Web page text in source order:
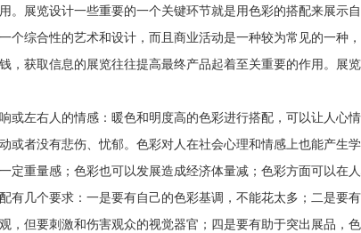
。展览设计一些重要的一个关键环节就是用色彩的搭配来展示自
综合性的艺术和设计，而且商业活动是一种较为常见的一种
，获取信息的展览往往提高最终产品起着至关重要的作用。展
左右人的情感：暖色和明度高的色彩进行搭配，可以让人心
或者没有悲伤、忧郁。色彩对人在社会心理和情感上也能产生
定重量感；色彩也可以发展造成经济体量减；色彩方面可以在人
几个要求：一是要有自己的色彩基调，不能花太多；二是要
，但要刺激和伤害观众的视觉器官；四是要有助于突出展品，